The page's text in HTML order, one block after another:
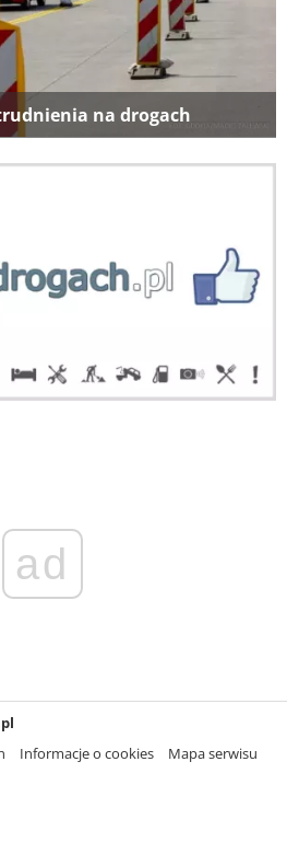
na drogach
ad
Informacje o cookies
Mapa serwisu